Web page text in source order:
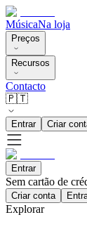
MúsicaNa loja
Preços
Recursos
Contacto
🇵🇹
Entrar Criar
Entrar
Sem cartão de
Criar conta
Explorar